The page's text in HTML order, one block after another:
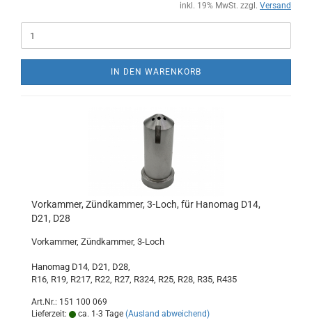
inkl. 19% MwSt. zzgl. Versand
IN DEN WARENKORB
Vorkammer, Zündkammer, 3-Loch, für Hanomag D14,
D21, D28
Vorkammer, Zündkammer, 3-Loch
Hanomag D14, D21, D28,
R16, R19, R217, R22, R27, R324, R25, R28, R35, R435
Art.Nr.: 151 100 069
Lieferzeit:
ca. 1-3 Tage (Ausland abweichend)